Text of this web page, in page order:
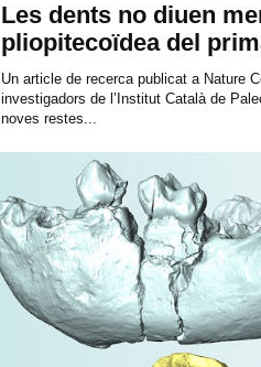
Les dents no diuen
pliopitecoïdea del
Un article de recerca publicat a Nature
investigadors de l’Institut Català de
noves restes...